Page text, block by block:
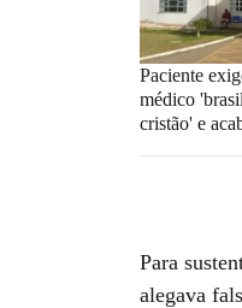
Paciente
médico
cristão' e
Para
alegava